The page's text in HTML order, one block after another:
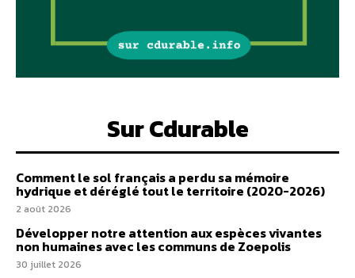
Sur Cdurable
Comment le sol français a perdu sa mémoire
hydrique et déréglé tout le territoire (2020-2026)
2 août 2026
Développer notre attention aux espèces vivantes
non humaines avec les communs de Zoepolis
30 juillet 2026